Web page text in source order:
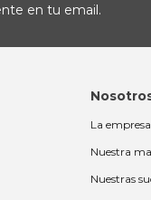
en tu email.
La empresa
Nuestra
Nuestras